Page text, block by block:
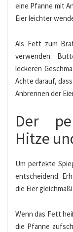
eine Pfanne mit
Eier leichter
Als Fett zum
verwenden.
leckeren
Achte darauf,
Anbrennen der
Der
Hitze
Um perfekte
entscheidend.
die Eier
Wenn das Fett
die Pfanne